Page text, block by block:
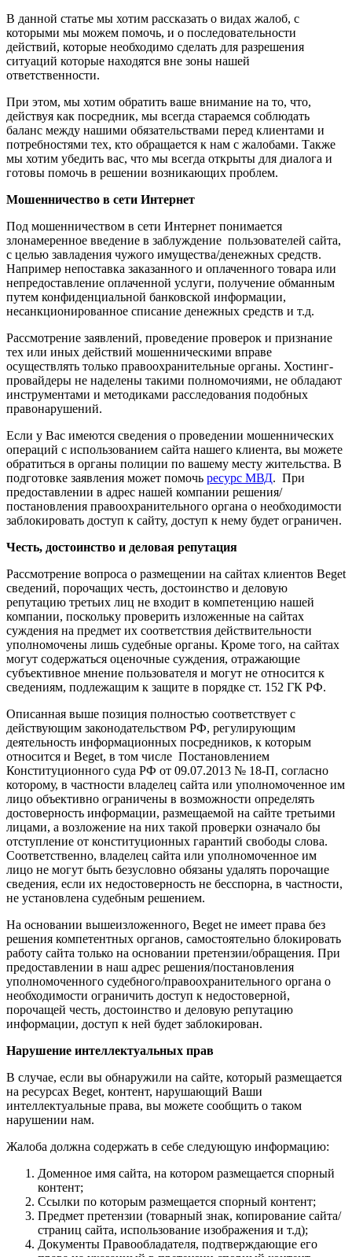
В данной статье мы хотим рассказать о видах жалоб, с
которыми мы можем помочь, и о последовательности
действий, которые необходимо сделать для разрешения
ситуаций которые находятся вне зоны нашей
ответственности.
При этом, мы хотим обратить ваше внимание на то, что,
действуя как посредник, мы всегда стараемся соблюдать
баланс между нашими обязательствами перед клиентами и
потребностями тех, кто обращается к нам с жалобами. Также
мы хотим убедить вас, что мы всегда открыты для диалога и
готовы помочь в решении возникающих проблем.
Мошенничество в сети Интернет
Под мошенничеством в сети Интернет понимается
злонамеренное введение в заблуждение пользователей сайта,
с целью завладения чужого имущества/денежных средств.
Например непоставка заказанного и оплаченного товара или
непредоставление оплаченной услуги, получение обманным
путем конфиденциальной банковской информации,
несанкционированное списание денежных средств и т.д.
Рассмотрение заявлений, проведение проверок и признание
тех или иных действий мошенническими вправе
осуществлять только правоохранительные органы. Хостинг-
провайдеры не наделены такими полномочиями, не обладают
инструментами и методиками расследования подобных
правонарушений.
Если у Вас имеются сведения о проведении мошеннических
операций с использованием сайта нашего клиента, вы можете
обратиться в органы полиции по вашему месту жительства. В
подготовке заявления может помочь ресурс МВД. При
предоставлении в адрес нашей компании решения/
постановления правоохранительного органа о необходимости
заблокировать доступ к сайту, доступ к нему будет ограничен.
Честь, достоинство и деловая репутация
Рассмотрение вопроса о размещении на сайтах клиентов Beget
сведений, порочащих честь, достоинство и деловую
репутацию третьих лиц не входит в компетенцию нашей
компании, поскольку проверить изложенные на сайтах
суждения на предмет их соответствия действительности
уполномочены лишь судебные органы. Кроме того, на сайтах
могут содержаться оценочные суждения, отражающие
субъективное мнение пользователя и могут не относится к
сведениям, подлежащим к защите в порядке ст. 152 ГК РФ.
Описанная выше позиция полностью соответствует с
действующим законодательством РФ, регулирующим
деятельность информационных посредников, к которым
относится и Beget, в том числе Постановлением
Конституционного суда РФ от 09.07.2013 № 18-П, согласно
которому, в частности владелец сайта или уполномоченное им
лицо объективно ограничены в возможности определять
достоверность информации, размещаемой на сайте третьими
лицами, а возложение на них такой проверки означало бы
отступление от конституционных гарантий свободы слова.
Соответственно, владелец сайта или уполномоченное им
лицо не могут быть безусловно обязаны удалять порочащие
сведения, если их недостоверность не бесспорна, в частности,
не установлена судебным решением.
На основании вышеизложенного, Beget не имеет права без
решения компетентных органов, самостоятельно блокировать
работу сайта только на основании претензии/обращения. При
предоставлении в наш адрес решения/постановления
уполномоченного судебного/правоохранительного органа о
необходимости ограничить доступ к недостоверной,
порочащей честь, достоинство и деловую репутацию
информации, доступ к ней будет заблокирован.
Нарушение интеллектуальных прав
В случае, если вы обнаружили на сайте, который размещается
на ресурсах Beget, контент, нарушающий Ваши
интеллектуальные права, вы можете сообщить о таком
нарушении нам.
Жалоба должна содержать в себе следующую информацию:
Доменное имя сайта, на котором размещается спорный
контент;
Ссылки по которым размещается спорный контент;
Предмет претензии (товарный знак, копирование сайта/
страниц сайта, использование изображения и т.д);
Документы Правообладателя, подтверждающие его